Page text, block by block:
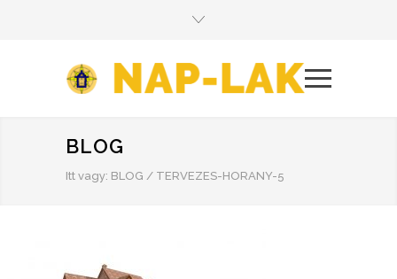
BLOG
Itt vagy: BLOG / TERVEZES-HORANY-5